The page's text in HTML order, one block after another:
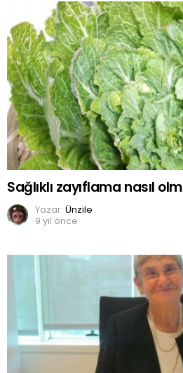
Sağlıklı zayıflama nasıl
Yazar: Ünzile
9 yıl önce